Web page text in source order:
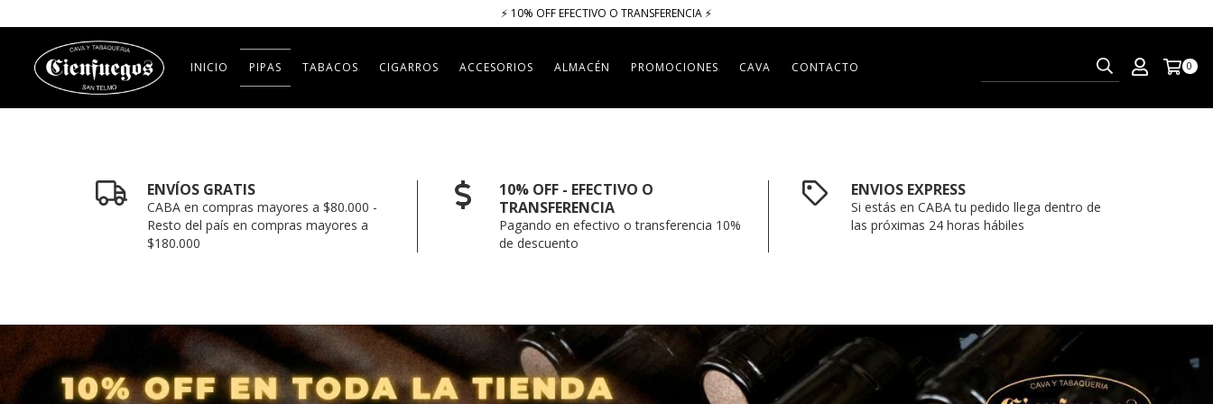
⚡​​​ 10% OFF EFECTIVO O TRANSFERENCIA ⚡​
INICIO PIPAS TABACOS CIGARROS ACCESORIOS ALMACÉN PROMOCIONES CAVA CONTACTO 0
ENVÍOS GRATIS
CABA en compras mayores a $80.000 -
Resto del país en compras mayores a
$180.000
10% OFF - EFECTIVO O
TRANSFERENCIA
Pagando en efectivo o transferencia 10%
de descuento
ENVIOS EXPRESS
Si estás en CABA tu pedido llega dentro de
las próximas 24 horas hábiles